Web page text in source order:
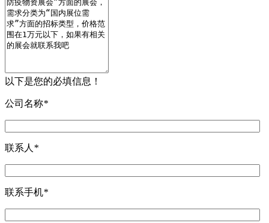
以下是您的必填信息！
公司名称*
联系人 *
联系手机*